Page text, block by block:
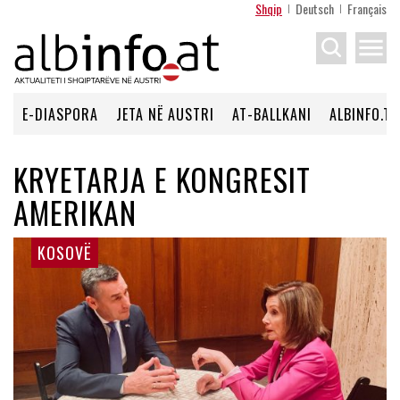
Shqip Deutsch Français
menu
E-DIASPORA JETA NË AUSTRI AT-BALLKANI ALBINFO.TV
KRYETARJA E KONGRESIT
AMERIKAN
KOSOVË